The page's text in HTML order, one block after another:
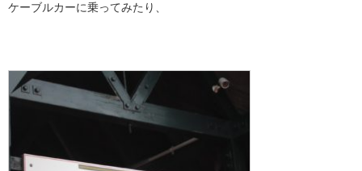
ケーブルカーに乗ってみたり、